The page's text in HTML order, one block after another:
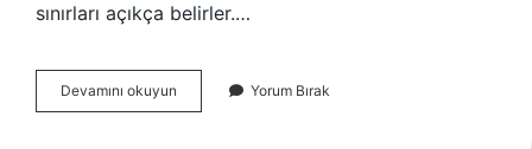
sınırları açıkça belirler.…
Devamını okuyun Toplumsallığın
Nedir
Yorum Bırak